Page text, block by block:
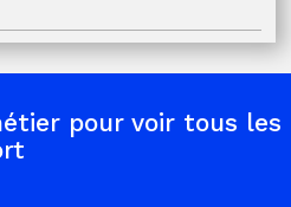
pour voir tous les